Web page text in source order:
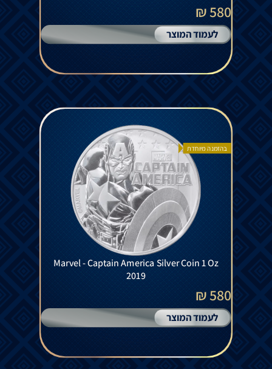
580 ₪
לעמוד המוצר
בהזמנה מיוחדת
Marvel - Captain America Silver Coin 1 Oz
2019
580 ₪
לעמוד המוצר